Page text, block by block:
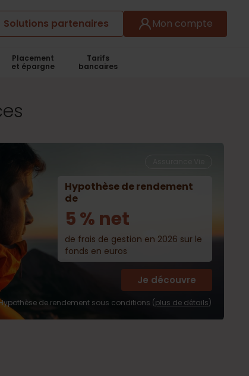
Solutions partenaires Mon compte
Placement
et épargne
Tarifs
bancaires
Hypothèse de rendement
de
5 % net
de frais de gestion en 2026 sur le
fonds en euros
Hypothèse de rendement sous conditions (plus de détails)
Je découvre